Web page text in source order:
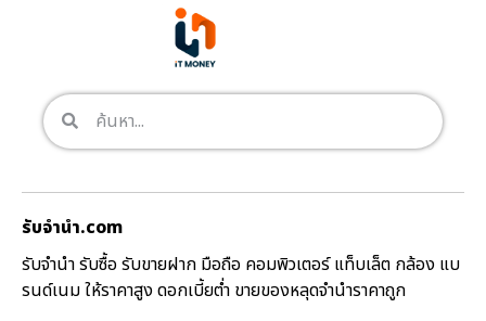
รับจํานํา.com
รับจำนำ รับซื้อ รับขายฝาก มือถือ คอมพิวเตอร์ แท็บเล็ต กล้อง แบ
รนด์เนม ให้ราคาสูง ดอกเบี้ยต่ำ ขายของหลุดจำนำราคาถูก